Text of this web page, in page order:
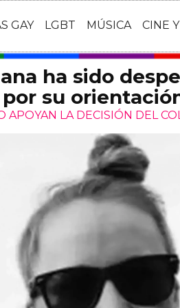
GAY LGBT MÚSICA CINE
ha sido
su
APOYAN LA DECISIÓN DEL